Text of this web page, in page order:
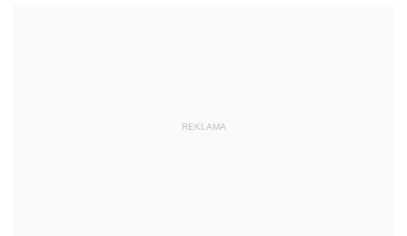
REKLAMA